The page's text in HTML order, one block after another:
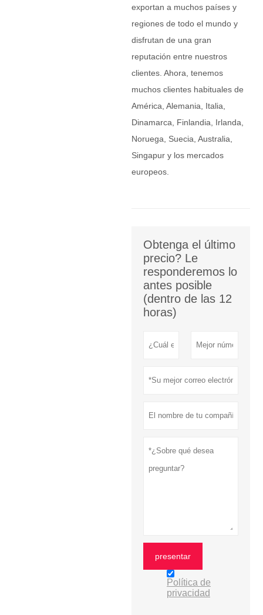
exportan a muchos países y
regiones de todo el mundo y
disfrutan de una gran
reputación entre nuestros
clientes. Ahora, tenemos
muchos clientes habituales de
América, Alemania, Italia,
Dinamarca, Finlandia, Irlanda,
Noruega, Suecia, Australia,
Singapur y los mercados
europeos.
Obtenga el último
precio? Le
responderemos lo
antes posible
(dentro de las 12
horas)
presentar
Política de
privacidad